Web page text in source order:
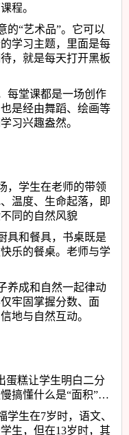
程。
的“艺术品”。它可以
学习主题，里面是每
，就是每天打开黑板
每堂课都是一场创作
是经由舞蹈、绘画等
习兴趣盎然。
，学生在老师的带领
温度、生命起落，即
同的自然风貌
具和餐具，书桌既是
乐的餐桌。老师与学
养成和自然一起律动
牢固掌握分数、面
地与自然互动。
蛋糕让学生明白二分
搞懂什么是“面积”…
学生在7岁时，语文、
生，但在13岁时，其